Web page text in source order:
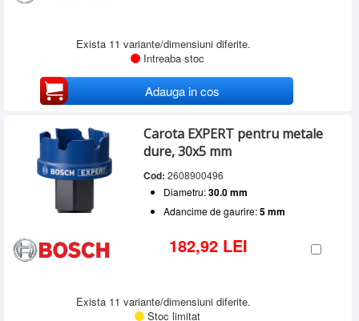
Exista 11 variante/dimensiuni diferite.
Intreaba stoc
Adauga in cos
Carota EXPERT pentru metale
dure, 30x5 mm
Cod: 2608900496
Diametru:30.0 mm
Adancime de gaurire:5 mm
182,92 LEI
Exista 11 variante/dimensiuni diferite.
Stoc limitat